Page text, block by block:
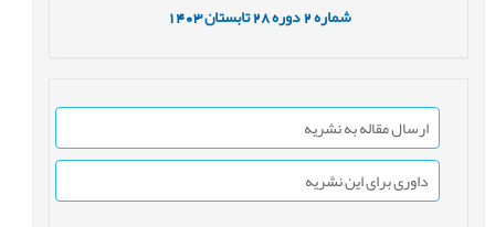
شماره2 دوره28 تابستان1403
ارسال مقاله به نشریه
داوری برای این نشریه